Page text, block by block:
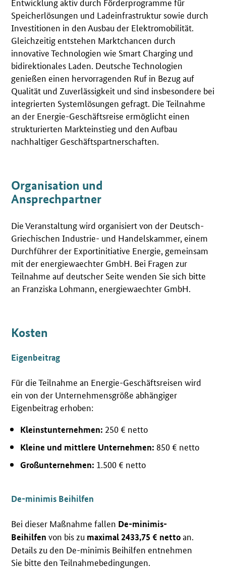
Speicherlösungen und Ladeinfrastruktur sowie durch
Investitionen in den Ausbau der Elektromobilität.
Gleichzeitig entstehen Marktchancen durch
innovative Technologien wie Smart Charging und
bidirektionales Laden. Deutsche Technologien
genießen einen hervorragenden Ruf in Bezug auf
Qualität und Zuverlässigkeit und sind insbesondere bei
integrierten Systemlösungen gefragt. Die Teilnahme
an der Energie-Geschäftsreise ermöglicht einen
strukturierten Markteinstieg und den Aufbau
nachhaltiger Geschäftspartnerschaften.
Organisation und
Ansprechpartner
Die Veranstaltung wird organisiert von der Deutsch-
Griechischen Industrie- und Handelskammer, einem
Durchführer der Exportinitiative Energie, gemeinsam
mit der energiewaechter GmbH. Bei Fragen zur
Teilnahme auf deutscher Seite wenden Sie sich bitte
an Franziska Lohmann, energiewaechter GmbH.
Kosten
Eigenbeitrag
Für die Teilnahme an Energie-Geschäftsreisen wird
ein von der Unternehmensgröße abhängiger
Eigenbeitrag erhoben:
Kleinstunternehmen: 250 € netto
Kleine und mittlere Unternehmen: 850 € netto
Großunternehmen: 1.500 € netto
De-minimis Beihilfen
Bei dieser Maßnahme fallen De-minimis-
Beihilfen von bis zu maximal 2433,75 € nettoan.
Details zu den De-minimis Beihilfen entnehmen
Sie bitte den Teilnahmebedingungen.